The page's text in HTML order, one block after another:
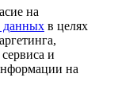
на
данных в целях
и
на